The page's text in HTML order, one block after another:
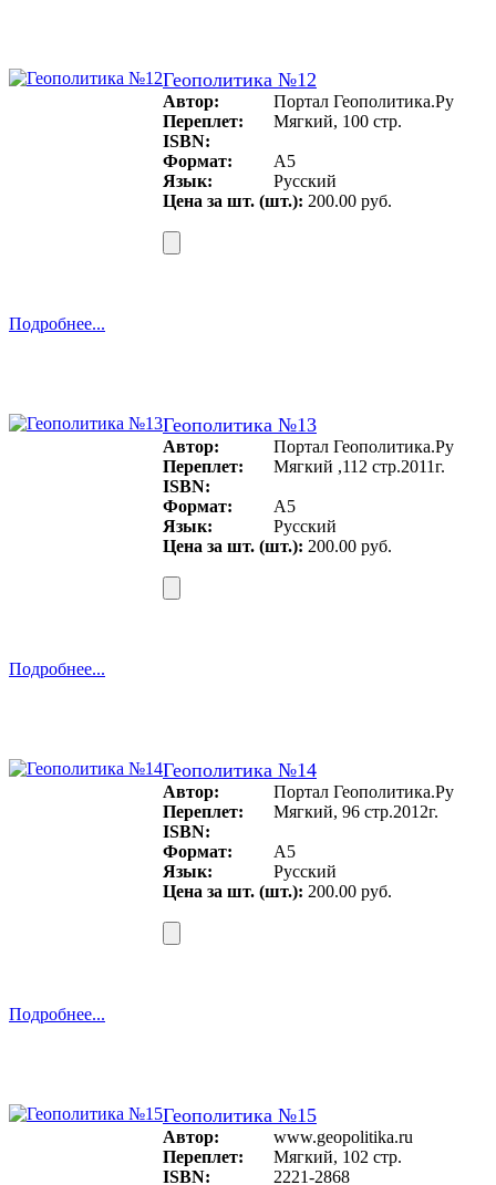
Геополитика №12
Автор:
Портал Геополитика.Ру
Переплет:
Мягкий, 100 стр.
ISBN:
Формат:
A5
Язык:
Русский
Цена за шт. (шт.): 200.00 руб.
Подробнее...
Геополитика №13
Автор:
Портал Геополитика.Ру
Переплет:
Мягкий ,112 стр.2011г.
ISBN:
Формат:
A5
Язык:
Русский
Цена за шт. (шт.): 200.00 руб.
Подробнее...
Геополитика №14
Автор:
Портал Геополитика.Ру
Переплет:
Мягкий, 96 стр.2012г.
ISBN:
Формат:
A5
Язык:
Русский
Цена за шт. (шт.): 200.00 руб.
Подробнее...
Геополитика №15
Автор:
www.geopolitika.ru
Переплет:
Мягкий, 102 стр.
ISBN:
2221-2868